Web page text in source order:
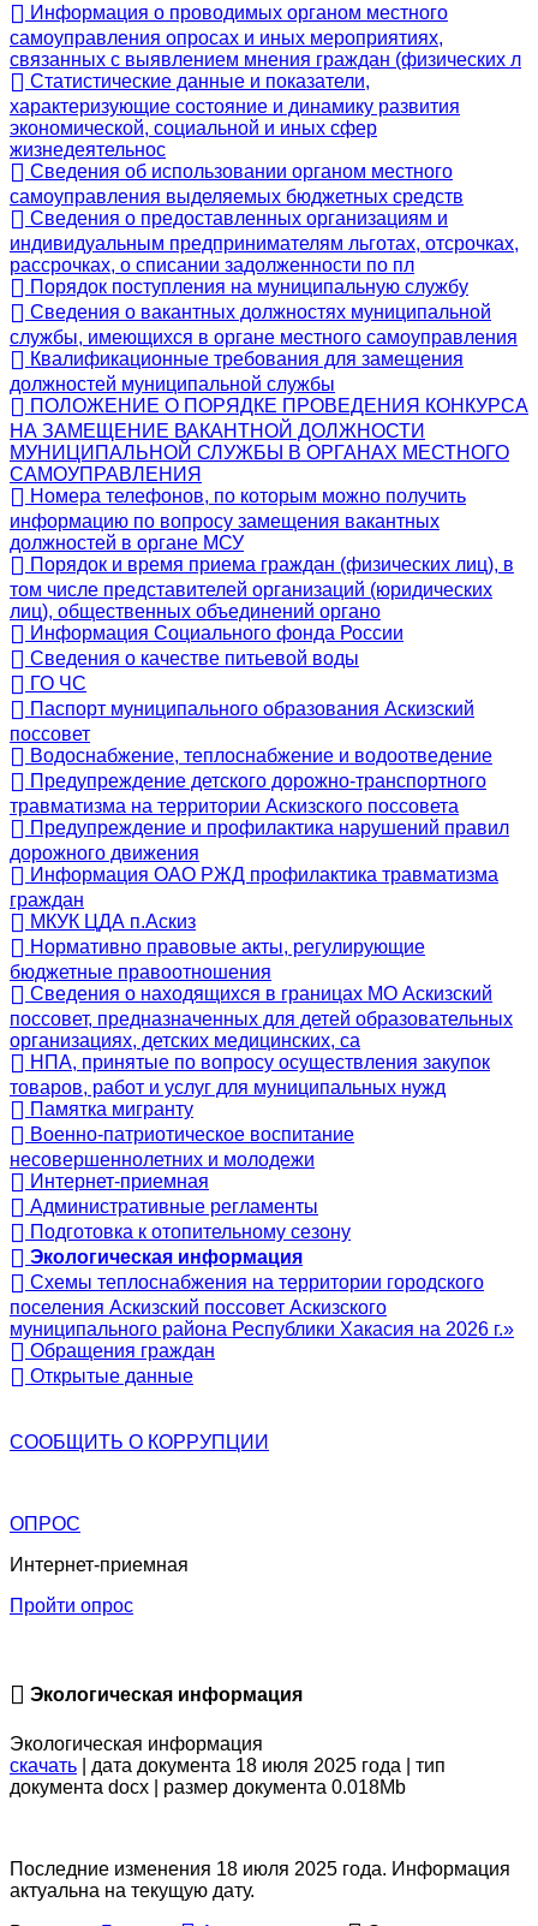
Информация о проводимых органом местного
самоуправления опросах и иных мероприятиях,
связанных с выявлением мнения граждан (физических л
Статистические данные и показатели,
характеризующие состояние и динамику развития
экономической, социальной и иных сфер
жизнедеятельнос
Сведения об использовании органом местного
самоуправления выделяемых бюджетных средств
Сведения о предоставленных организациям и
индивидуальным предпринимателям льготах, отсрочках,
рассрочках, о списании задолженности по пл
Порядок поступления на муниципальную службу
Сведения о вакантных должностях муниципальной
службы, имеющихся в органе местного самоуправления
Квалификационные требования для замещения
должностей муниципальной службы
ПОЛОЖЕНИЕ О ПОРЯДКЕ ПРОВЕДЕНИЯ КОНКУРСА
НА ЗАМЕЩЕНИЕ ВАКАНТНОЙ ДОЛЖНОСТИ
МУНИЦИПАЛЬНОЙ СЛУЖБЫ В ОРГАНАХ МЕСТНОГО
САМОУПРАВЛЕНИЯ
Номера телефонов, по которым можно получить
информацию по вопросу замещения вакантных
должностей в органе МСУ
Порядок и время приема граждан (физических лиц), в
том числе представителей организаций (юридических
лиц), общественных объединений органо
Информация Социального фонда России
Сведения о качестве питьевой воды
ГО ЧС
Паспорт муниципального образования Аскизский
поссовет
Водоснабжение, теплоснабжение и водоотведение
Предупреждение детского дорожно-транспортного
травматизма на территории Аскизского поссовета
Предупреждение и профилактика нарушений правил
дорожного движения
Информация ОАО РЖД профилактика травматизма
граждан
МКУК ЦДА п.Аскиз
Нормативно правовые акты, регулирующие
бюджетные правоотношения
Сведения о находящихся в границах МО Аскизский
поссовет, предназначенных для детей образовательных
организациях, детских медицинских, са
НПА, принятые по вопросу осуществления закупок
товаров, работ и услуг для муниципальных нужд
Памятка мигранту
Военно-патриотическое воспитание
несовершеннолетних и молодежи
Интернет-приемная
Административные регламенты
Подготовка к отопительному сезону
Экологическая информация
Схемы теплоснабжения на территории городского
поселения Аскизский поссовет Аскизского
муниципального района Республики Хакасия на 2026 г.»
Обращения граждан
Открытые данные
СООБЩИТЬ О КОРРУПЦИИ
ОПРОС
Интернет-приемная
Пройти опрос
Экологическая информация
Экологическая информация
скачать | дата документа 18 июля 2025 года | тип
документа docx | размер документа 0.018Mb
Последние изменения 18 июля 2025 года. Информация
актуальна на текущую дату.